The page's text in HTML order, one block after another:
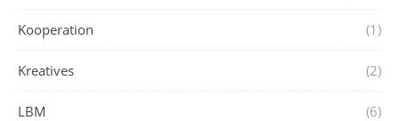
Kooperation (1)
Kreatives (2)
LBM (6)